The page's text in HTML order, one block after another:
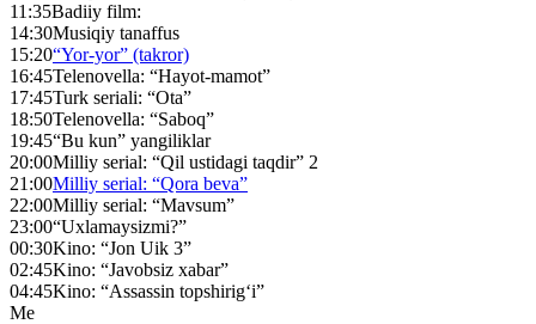
11:35Badiiy film:
14:30Musiqiy tanaffus
15:20“Yor-yor” (takror)
16:45Telenovella: “Hayot-mamot”
17:45Turk seriali: “Ota”
18:50Telenovella: “Saboq”
19:45“Bu kun” yangiliklar
20:00Milliy serial: “Qil ustidagi taqdir” 2
21:00Milliy serial: “Qora beva”
22:00Milliy serial: “Mavsum”
23:00“Uxlamaysizmi?”
00:30Kino: “Jon Uik 3”
02:45Kino: “Javobsiz xabar”
04:45Kino: “Assassin topshirig‘i”
Me